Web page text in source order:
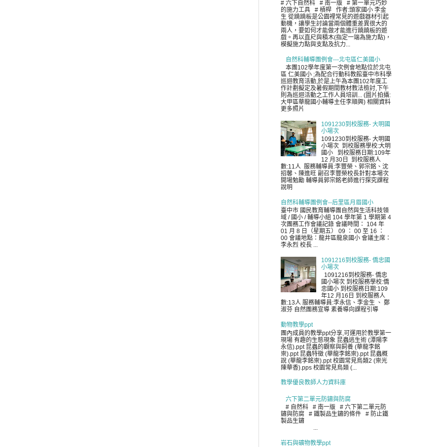
# 六下自然科 # 南一版 # 第一單元巧妙
的施力工具 # 槓桿 作者:頭家國小 李金
生 從蹺蹺板是公園裡常見的遊戲器材引起
動機，讓學生討論當兩個體重差異很大的
兩人，要如何才能做才能進行蹺蹺板的遊
戲。再以直尺與積木(指定一端為施力點)，
模擬施力點與支點及抗力...
自然科輔導團例會---北屯區仁美國小
本團102學年度第一次例會地點位於北屯
區 仁美國小 ;為配合行動科教館臺中市科學
巡迴教育活動,於是上午為本團102年度工
作計劃擬定及暑假期間教材教法檢討,下午
則為巡迴活動之工作人員培訓... (圖片拍攝:
大甲區華龍國小輔導主任李順興) 相關資料
更多照片
1091230到校服務- 大明國
小場次
1091230到校服務- 大明國
小場次 到校服務學校:大明
國小 到校服務日期:109年
12 月30日 到校服務人
數:11人 服務輔導員:李豐榮、郭宗銘、沈
招馨、陳進旺 副召李豐榮校長針對本場次
開場勉勵 輔導員郭宗銘老師進行探究課程
說明
自然科輔導團例會--后里區月眉國小
臺中市 國民教育輔導團自然與生活科技領
域 / 國小 / 輔導小組 104 學年第 1 學期第 4
次團務工作會議記錄 會議時間： 104 年
01 月 8 日（星期五） 09 ： 00 至 16 ：
00 會議地點：龍井區龍泉國小 會議主席：
李永烈 校長 ...
1091216到校服務- 僑忠國
小場次
1091216到校服務- 僑忠
國小場次 到校服務學校:僑
忠國小 到校服務日期:109
年12 月16日 到校服務人
數:13人 服務輔導員:李永信、李金生 、 鄭
淑芬 自然團務宣導 素養導向課程引導
動物教學ppt
團內成員的教學ppt分享,可運用於教學第一
現場 有趣的生態現象 昆蟲逃生術 (潭陽李
永信).ppt 昆蟲的觀察與飼養 (華龍李銘
崇).ppt 昆蟲特徵 (華龍李銘崇).ppt 昆蟲概
說 (華龍李銘崇).ppt 校園常見鳥類2 (崇光
陳華香).pps 校園常見鳥類 (...
教學優良教師人力資料庫
六下第二單元防鏽與防腐
# 自然科 # 南一版 # 六下第二單元防
鏽與防腐 # 鐵製品生鏽的條件 # 防止鐵
製品生鏽
...
岩石與礦物教學ppt